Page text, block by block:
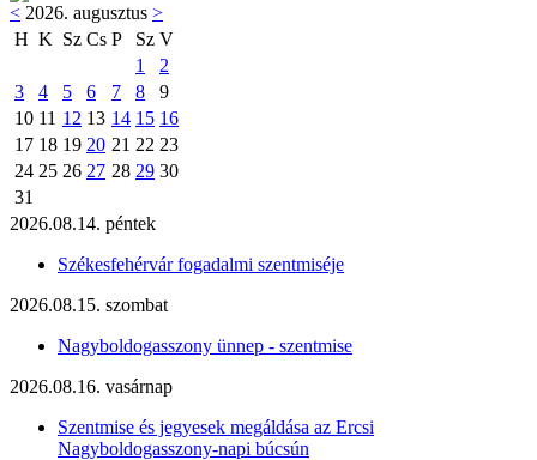
< 2026. augusztus >
H K Sz Cs P Sz V
1
2
3
4 5 6 7 8
9
10 11 12 13 14 15 16
17 18 19 20 21 22 23
24 25 26 27 28 29 30
31
2026.08.14. péntek
Székesfehérvár fogadalmi szentmiséje
2026.08.15. szombat
Nagyboldogasszony ünnep - szentmise
2026.08.16. vasárnap
Szentmise és jegyesek megáldása az Ercsi
Nagyboldogasszony-napi búcsún